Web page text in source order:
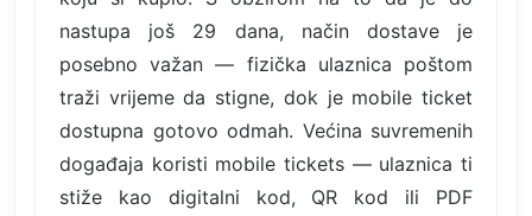
nastupa još 29 dana, način dostave je
posebno važan — fizička ulaznica poštom
traži vrijeme da stigne, dok je mobile ticket
dostupna gotovo odmah. Većina suvremenih
događaja koristi mobile tickets — ulaznica ti
stiže kao digitalni kod, QR kod ili PDF